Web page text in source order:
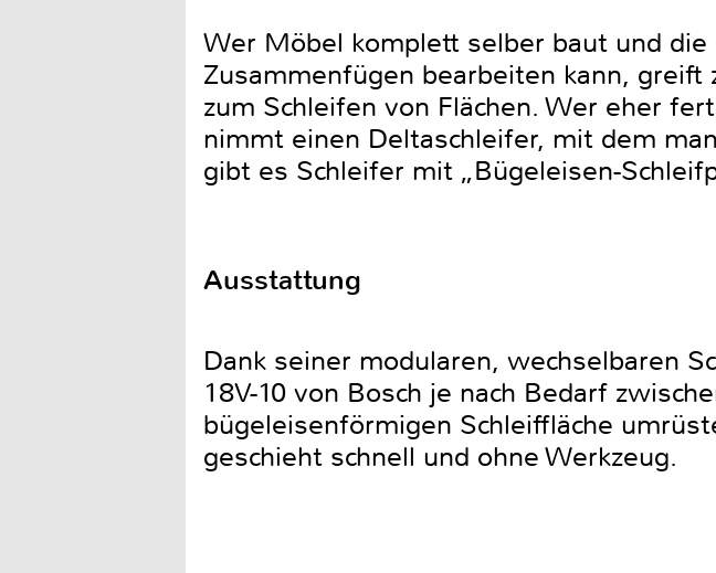
Wer Möbel komplett selber baut und
Zusammenfügen bearbeiten kann,
zum Schleifen von Flächen. Wer eher
nimmt einen Deltaschleifer, mit dem
gibt es Schleifer mit „Bügeleisen-
Ausstattung
Dank seiner modularen, wechselbaren
18V-10 von Bosch je nach Bedarf
bügeleisenförmigen Schleiffläche
geschieht schnell und ohne Werkzeug.